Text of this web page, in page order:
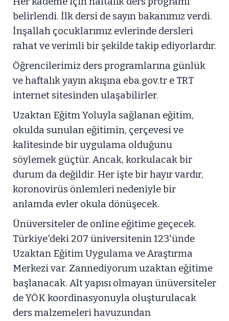
belirlendi. İlk dersi de sayın bakanımız verdi.
İnşallah çocuklarımız evlerinde dersleri
rahat ve verimli bir şekilde takip ediyorlardır.
Öğrencilerimiz ders programlarına günlük
ve haftalık yayın akışına eba.gov.tr e TRT
internet sitesinden ulaşabilirler.
Uzaktan Eğitm Yoluyla sağlanan eğitim,
okulda sunulan eğitimin, çerçevesi ve
kalitesinde bir uygulama olduğunu
söylemek güçtür. Ancak, korkulacak bir
durum da değildir. Her işte bir hayır vardır,
koronovirüs önlemleri nedeniyle bir
anlamda evler okula dönüşecek.
Ünüversiteler de online eğitime geçecek.
Türkiye'deki 207 üniversitenin 123'ünde
Uzaktan Eğitim Uygulama ve Araştırma
Merkezi var. Zannediyorum uzaktan eğitime
başlanacak. Alt yapısı olmayan ünüversiteler
de YÖK koordinasyonuyla oluşturulacak
ders malzemeleri havuzundan